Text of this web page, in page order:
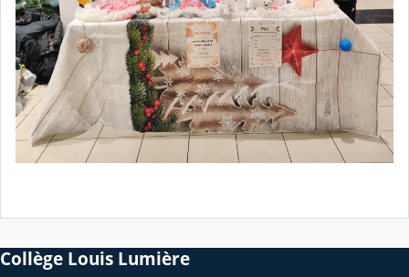
Collège Louis Lumière